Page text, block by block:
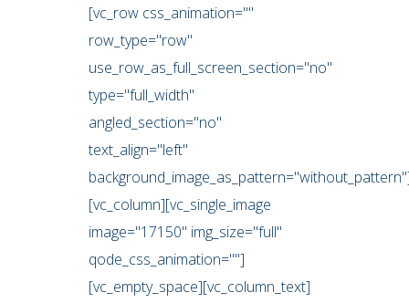
[vc_row css_animation=""
row_type="row"
use_row_as_full_screen_section="no"
type="full_width"
angled_section="no"
text_align="left"
[vc_column][vc_single_image
image="17150" img_size="full"
qode_css_animation=""]
[vc_empty_space][vc_column_text]